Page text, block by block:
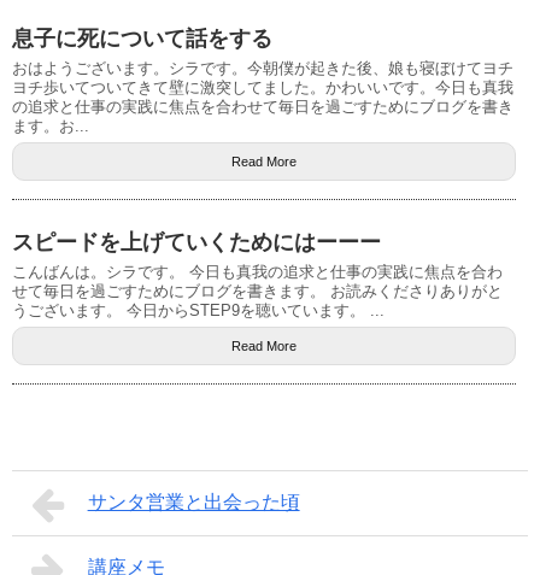
息子に死について話をする
おはようございます。シラです。今朝僕が起きた後、娘も寝ぼけてヨチ
ヨチ歩いてついてきて壁に激突してました。かわいいです。今日も真我
の追求と仕事の実践に焦点を合わせて毎日を過ごすためにブログを書き
ます。お...
Read More
スピードを上げていくためにはーーー
こんばんは。シラです。 今日も真我の追求と仕事の実践に焦点を合わ
せて毎日を過ごすためにブログを書きます。 お読みくださりありがと
うございます。 今日からSTEP9を聴いています。 ...
Read More
サンタ営業と出会った頃
講座メモ